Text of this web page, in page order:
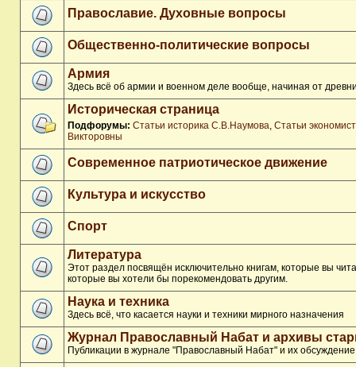
Православие. Духовные вопросы
Общественно-политические вопросы
Армия
Здесь всё об армии и военном деле вообще, начиная от
Историческая страница
Подфорумы: Статьи историка С.В.Наумова, Статьи
Викторовны
Современное патриотическое движение
Культура и искусство
Спорт
Литература
Этот раздел посвящён исключительно книгам, которые вы
которые вы хотели бы порекомендовать другим.
Наука и техника
Здесь всё, что касается науки и техники мирного назначения
Журнал Православный Набат и архивы
Публикации в журнале "Православный Набат" и их обсуждение